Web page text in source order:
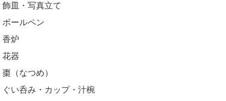
飾皿・写真立て
ボールペン
香炉
花器
棗（なつめ）
ぐい呑み・カップ・汁椀